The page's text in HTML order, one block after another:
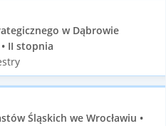
w Dąbrowie
II stopnia
Śląskich we Wrocławiu •